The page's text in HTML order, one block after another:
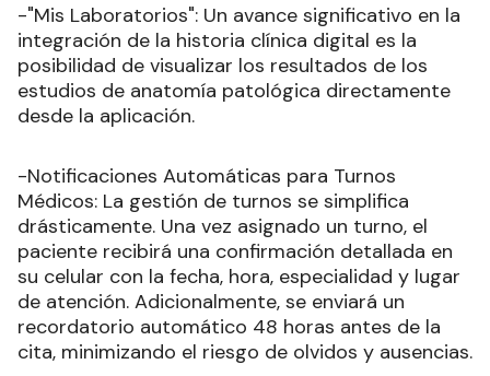
-"Mis Laboratorios": Un avance significativo en la
integración de la historia clínica digital es la
posibilidad de visualizar los resultados de los
estudios de anatomía patológica directamente
desde la aplicación.
-Notificaciones Automáticas para Turnos
Médicos: La gestión de turnos se simplifica
drásticamente. Una vez asignado un turno, el
paciente recibirá una confirmación detallada en
su celular con la fecha, hora, especialidad y lugar
de atención. Adicionalmente, se enviará un
recordatorio automático 48 horas antes de la
cita, minimizando el riesgo de olvidos y ausencias.